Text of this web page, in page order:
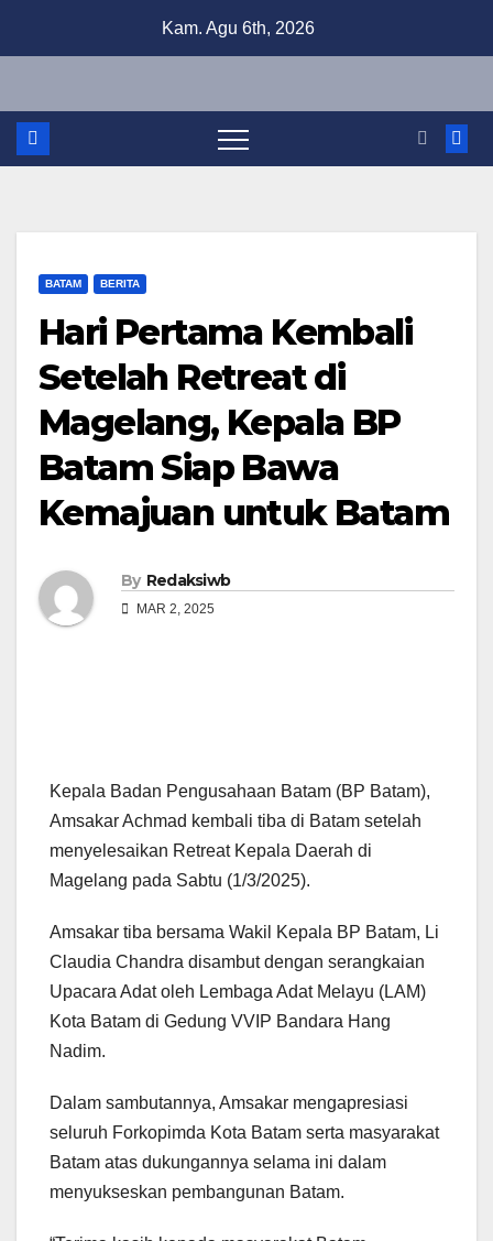
Kam. Agu 6th, 2026
BATAM BERITA
Hari Pertama Kembali
Setelah Retreat di
Magelang, Kepala BP
Batam Siap Bawa
Kemajuan untuk Batam
By Redaksiwb
MAR 2, 2025
Kepala Badan Pengusahaan Batam (BP Batam),
Amsakar Achmad kembali tiba di Batam setelah
menyelesaikan Retreat Kepala Daerah di
Magelang pada Sabtu (1/3/2025).
Amsakar tiba bersama Wakil Kepala BP Batam, Li
Claudia Chandra disambut dengan serangkaian
Upacara Adat oleh Lembaga Adat Melayu (LAM)
Kota Batam di Gedung VVIP Bandara Hang
Nadim.
Dalam sambutannya, Amsakar mengapresiasi
seluruh Forkopimda Kota Batam serta masyarakat
Batam atas dukungannya selama ini dalam
menyukseskan pembangunan Batam.